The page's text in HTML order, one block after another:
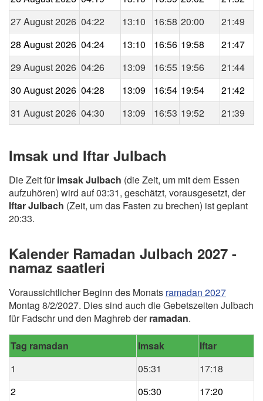
27 August 2026 04:22 13:10 16:58 20:00
21:49
28 August 2026 04:24 13:10 16:56 19:58
21:47
29 August 2026 04:26 13:09 16:55 19:56
21:44
30 August 2026 04:28 13:09 16:54 19:54
21:42
31 August 2026 04:30 13:09 16:53 19:52 21:39
Imsak und Iftar Julbach
Die Zeit fürimsak Julbach (die Zeit, um mit dem Essen
aufzuhören) wird auf 03:31, geschätzt, vorausgesetzt, der
Iftar Julbach (Zeit, um das Fasten zu brechen) ist geplant
20:33.
Kalender Ramadan Julbach 2027 -
namaz saatleri
Voraussichtlicher Beginn des Monats ramadan 2027
Montag 8/2/2027. Dies sind auch die Gebetszeiten Julbach
für Fadschr und den Maghreb derramadan.
Tag ramadan Imsak
Iftar
1
05:31
17:18
2
05:30
17:20